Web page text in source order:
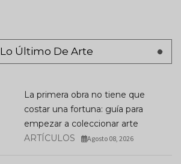
Lo Último De Arte
La primera obra no tiene que
costar una fortuna: guía para
empezar a coleccionar arte
ARTÍCULOS
Agosto 08, 2026